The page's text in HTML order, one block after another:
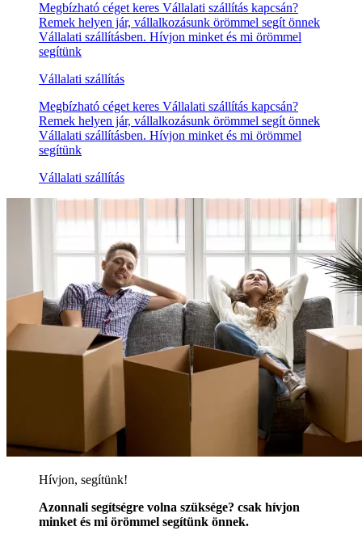
Megbízható céget keres Vállalati szállítás kapcsán?
Remek helyen jár, vállalkozásunk örömmel segít önnek
Vállalati szállításben. Hívjon minket és mi örömmel
segítünk
Vállalati szállítás
Megbízható céget keres Vállalati szállítás kapcsán?
Remek helyen jár, vállalkozásunk örömmel segít önnek
Vállalati szállításben. Hívjon minket és mi örömmel
segítünk
Vállalati szállítás
Hívjon, segítünk!
Azonnali segítségre volna szüksége? csak hívjon
minket és mi örömmel segítünk önnek.